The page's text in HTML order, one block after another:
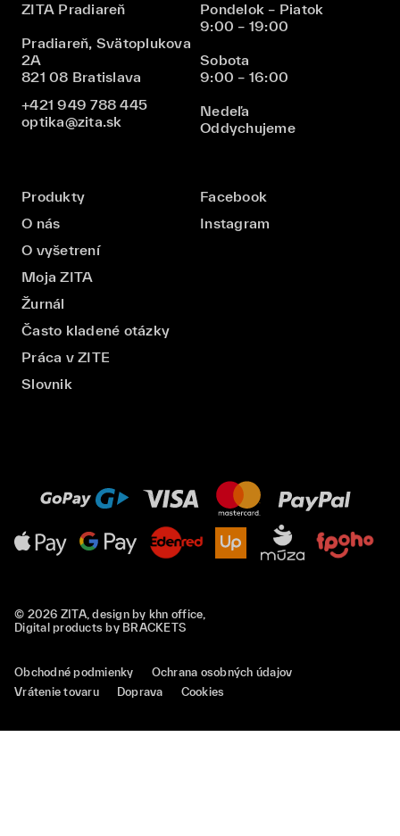
ZITA Pradiareň
Pradiareň, Svätoplukova
2A
821 08 Bratislava
+421 949 788 445
optika@zita.sk
Pondelok – Piatok
9:00 – 19:00
Sobota
9:00 – 16:00
Nedeľa
Oddychujeme
Produkty
O nás
O vyšetrení
Moja ZITA
Žurnál
Často kladené otázky
Práca v ZITE
Slovnik
Facebook
Instagram
© 2026 ZITA, design by khn office,
Digital products by BRACKETS
Obchodné podmienky
Ochrana osobných údajov
Vrátenie tovaru
Doprava Cookies